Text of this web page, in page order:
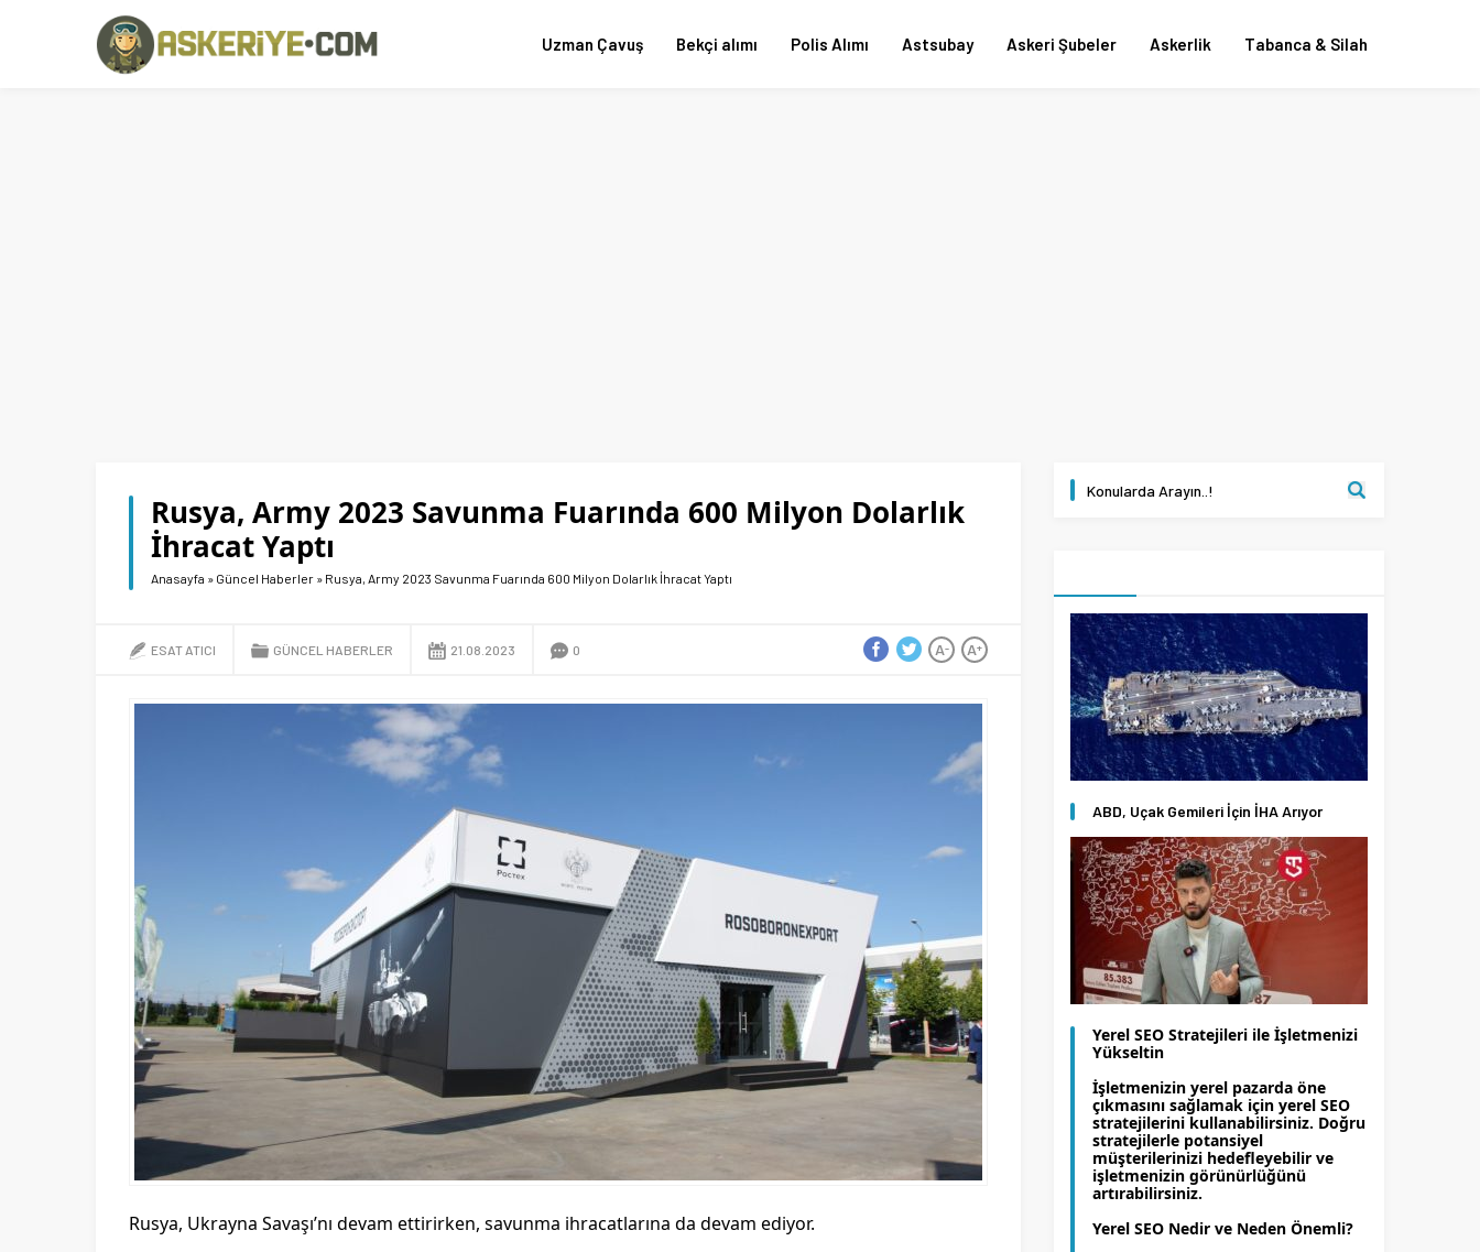
Uzman Çavuş Bekçi alımı Polis Alımı Astsubay Askeri Şubeler Askerlik Tabanca & Silah
Rusya, Army 2023 Savunma Fuarında 600 Milyon Dolarlık
İhracat Yaptı
Anasayfa » Güncel Haberler » Rusya, Army 2023 Savunma Fuarında 600 Milyon Dolarlık İhracat Yaptı
ESAT ATICI GÜNCEL HABERLER 21.08.2023 0 A+
A-
Rusya, Ukrayna Savaşı’nı devam ettirirken, savunma ihracatlarına da devam ediyor.
ABD, Uçak Gemileri İçin İHA Arıyor
Yerel SEO Stratejileri ile İşletmenizi
Yükseltin
İşletmenizin yerel pazarda öne
çıkmasını sağlamak için yerel SEO
stratejilerini kullanabilirsiniz. Doğru
stratejilerle potansiyel
müşterilerinizi hedefleyebilir ve
işletmenizin görünürlüğünü
artırabilirsiniz.
Yerel SEO Nedir ve Neden Önemli?